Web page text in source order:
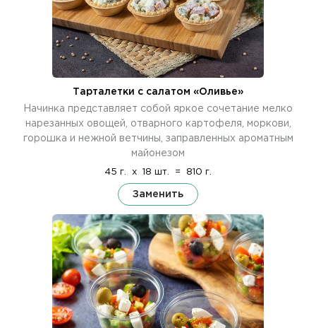
Тарталетки с салатом «Оливье»
Начинка представляет собой яркое сочетание мелко
нарезанных овощей, отварного картофеля, моркови,
горошка и нежной ветчины, заправленных ароматным
майонезом
45 г. x 18 шт. = 810 г.
Заменить